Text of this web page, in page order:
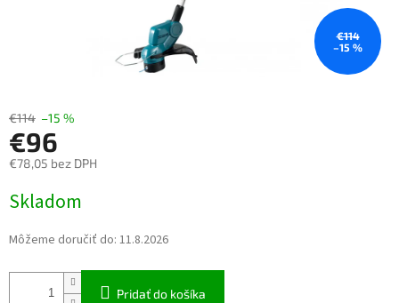
€114
–15 %
€114 –15 %
€96
€78,05 bez DPH
Skladom
Môžeme doručiť do: 11.8.2026
Pridať do košíka